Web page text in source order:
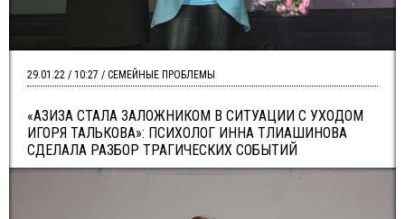
«АЗИЗА СТАЛА ЗАЛОЖНИКОМ В СИТУАЦИИ С УХОДОМ
ИГОРЯ ТАЛЬКОВА»: ПСИХОЛОГ ИННА ТЛИАШИНОВА
СДЕЛАЛА РАЗБОР ТРАГИЧЕСКИХ СОБЫТИЙ
29.01.22 / 10:27 / СЕМЕЙНЫЕ ПРОБЛЕМЫ